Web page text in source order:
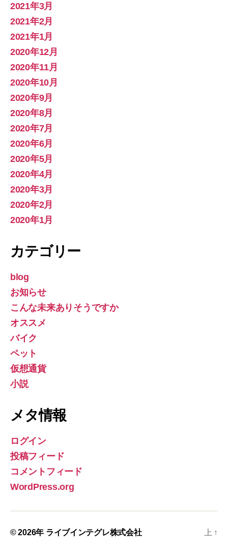
2021年3月
2021年2月
2021年1月
2020年12月
2020年11月
2020年10月
2020年9月
2020年8月
2020年7月
2020年6月
2020年5月
2020年4月
2020年3月
2020年2月
2020年1月
カテゴリー
blog
お知らせ
こんな未来ありそうですか
オススメ
バイク
ペット
仮想通貨
小説
メタ情報
ログイン
投稿フィード
コメントフィード
WordPress.org
© 2026年 ライブインテグレ株式会社 上 ↑